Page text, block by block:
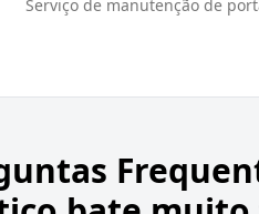
Serviço de manutenção de